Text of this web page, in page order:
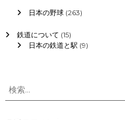
日本の野球(263)
鉄道について (15)
日本の鉄道と駅 (9)
検
索